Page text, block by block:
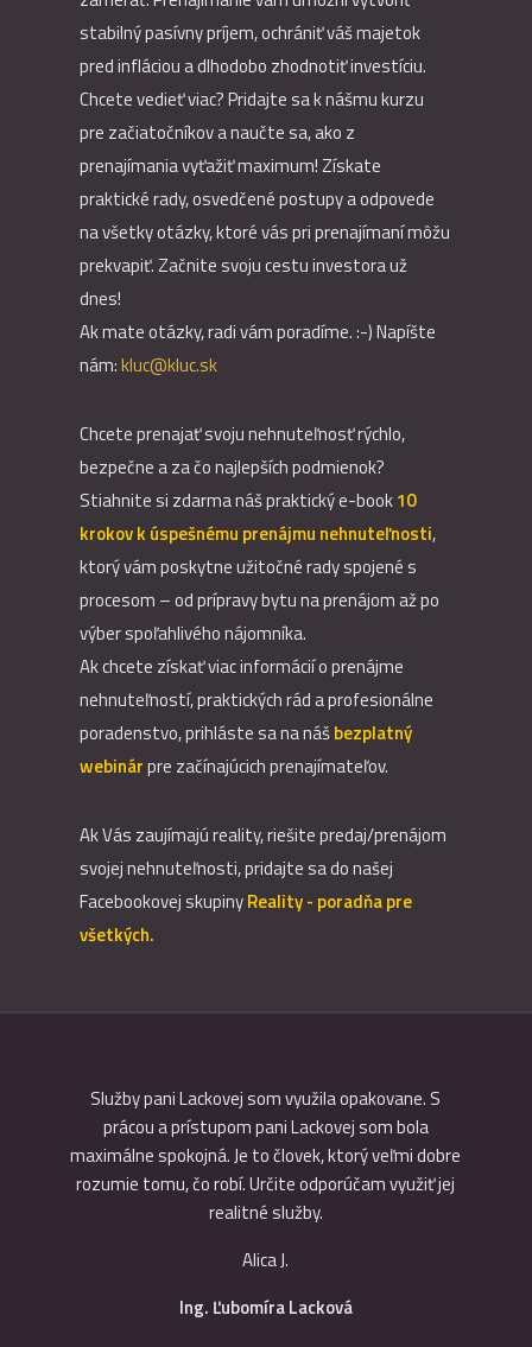
stabilný pasívny príjem, ochrániť váš majetok
pred infláciou a dlhodobo zhodnotiť investíciu.
Chcete vedieť viac? Pridajte sa k nášmu kurzu
pre začiatočníkov a naučte sa, ako z
prenajímania vyťažiť maximum! Získate
praktické rady, osvedčené postupy a odpovede
na všetky otázky, ktoré vás pri prenajímaní môžu
prekvapiť. Začnite svoju cestu investora už
dnes!
Ak mate otázky, radi vám poradíme. :-) Napíšte
nám:kluc@kluc.sk
Chcete prenajať svoju nehnuteľnosť rýchlo,
bezpečne a za čo najlepších podmienok?
Stiahnite si zdarma náš praktický e-book10
krokov k úspešnému prenájmu nehnuteľnosti,
ktorý vám poskytne užitočné rady spojené s
procesom – od prípravy bytu na prenájom až po
výber spoľahlivého nájomníka.
Ak chcete získať viac informácií o prenájme
nehnuteľností, praktických rád a profesionálne
poradenstvo, prihláste sa na nášbezplatný
webinárpre začínajúcich prenajímateľov.
Ak Vás zaujímajú reality, riešite predaj/prenájom
svojej nehnuteľnosti, pridajte sa do našej
Facebookovej skupinyReality - poradňa pre
všetkých.
Služby pani Lackovej som využila opakovane. S
prácou a prístupom pani Lackovej som bola
maximálne spokojná. Je to človek, ktorý veľmi dobre
rozumie tomu, čo robí. Určite odporúčam využiť jej
realitné služby.
Alica J.
Ing. Ľubomíra Lacková